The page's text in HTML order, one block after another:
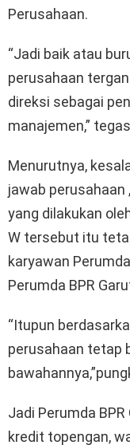
Perusahaan.
“Jadi baik atau
perusahaan
direksi sebagai
manajemen,”
Menurutnya,
jawab
yang dilakukan
W tersebut itu
karyawan
Perumda BPR
“Itupun
perusahaan tetap
Jadi Perumda
kredit topengan,